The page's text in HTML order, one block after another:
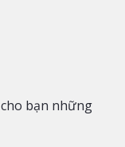
bạn những